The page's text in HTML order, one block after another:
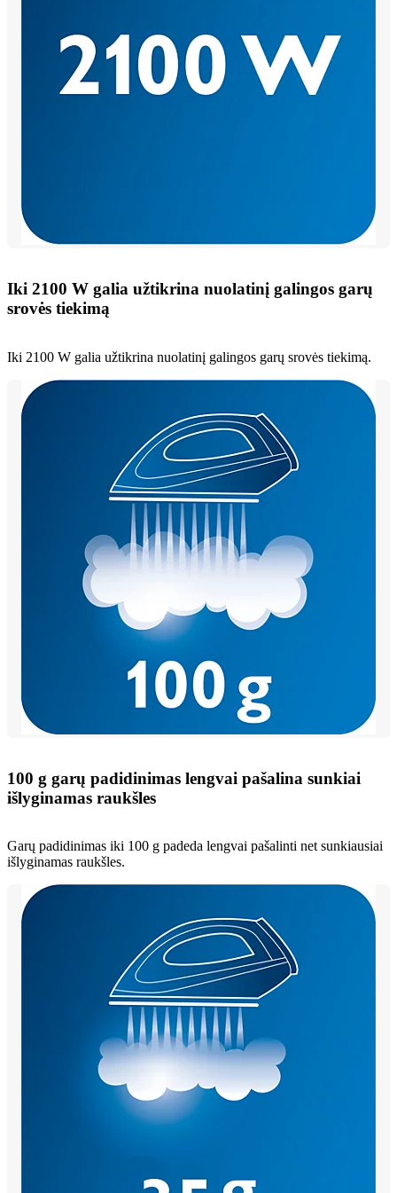
Iki 2100 W galia užtikrina nuolatinį galingos garų
srovės tiekimą
Iki 2100 W galia užtikrina nuolatinį galingos garų srovės tiekimą.
100 g garų padidinimas lengvai pašalina sunkiai
išlyginamas raukšles
Garų padidinimas iki 100 g padeda lengvai pašalinti net sunkiausiai
išlyginamas raukšles.